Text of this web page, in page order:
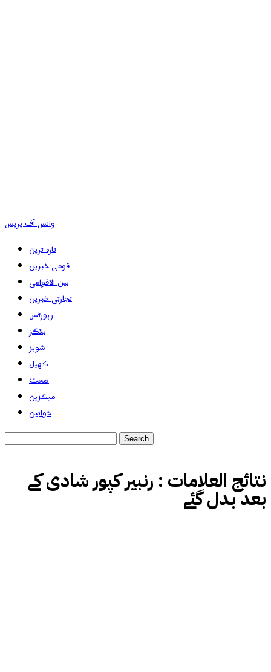
وائس آف پریس
تازہ ترین
قومی خبریں
بین الاقوامی
تجارتی خبریں
رپورٹس
بلاگز
شوبز
کھیل
صحت
میگزین
خواتین
نتائج العلامات : رنبیر کپور شادی کے
بعد بدل گئے